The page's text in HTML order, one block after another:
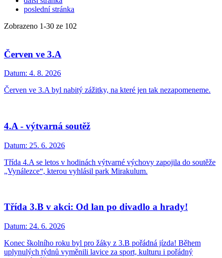
poslední stránka
Zobrazeno 1-30 ze 102
Červen ve 3.A
Datum: 4. 8. 2026
Červen ve 3.A byl nabitý zážitky, na které jen tak nezapomeneme.
4.A - výtvarná soutěž
Datum: 25. 6. 2026
Třída 4.A se letos v hodinách výtvarné výchovy zapojila do soutěže
„Vynálezce“, kterou vyhlásil park Mirakulum.
Třída 3.B v akci: Od lan po divadlo a hrady!
Datum: 24. 6. 2026
Konec školního roku byl pro žáky z 3.B pořádná jízda! Během
uplynulých týdnů vyměnili lavice za sport, kulturu i pořádný